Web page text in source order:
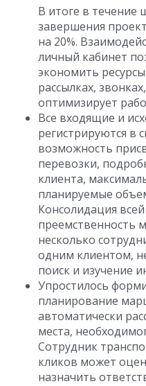
В итоге в течение
завершения
на 20%.
личный кабинет
экономить
рассылках,
оптимизирует
Все входящие и
регистрируются в
возможность
перевозки,
клиента,
планируемые
Консолидация
преемственность
несколько
одним клиентом,
поиск и изучение
Упростилось
планирование
автоматически
места,
Сотрудник
кликов может
назначить